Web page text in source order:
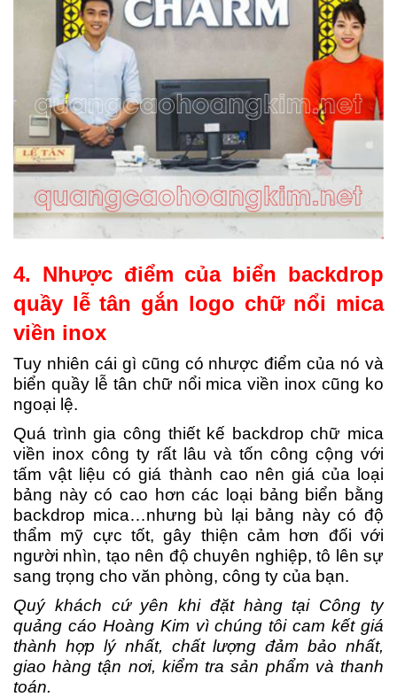
4. Nhược điểm của biển backdrop
quầy lễ tân gắn logo chữ nổi mica
viền inox
Tuy nhiên cái gì cũng có nhược điểm của nó và
biển quầy lễ tân chữ nổi mica viền inox cũng ko
ngoại lệ.
Quá trình gia công thiết kế backdrop chữ mica
viền inox công ty rất lâu và tốn công cộng với
tấm vật liệu có giá thành cao nên giá của loại
bảng này có cao hơn các loại bảng biển bằng
backdrop mica…nhưng bù lại bảng này có độ
thẩm mỹ cực tốt, gây thiện cảm hơn đối với
người nhìn, tạo nên độ chuyên nghiệp, tô lên sự
sang trọng cho văn phòng, công ty của bạn.
Quý khách cứ yên khi đặt hàng tại Công ty
quảng cáo Hoàng Kim vì chúng tôi cam kết giá
thành hợp lý nhất, chất lượng đảm bảo nhất,
giao hàng tận nơi, kiểm tra sản phẩm và thanh
toán.